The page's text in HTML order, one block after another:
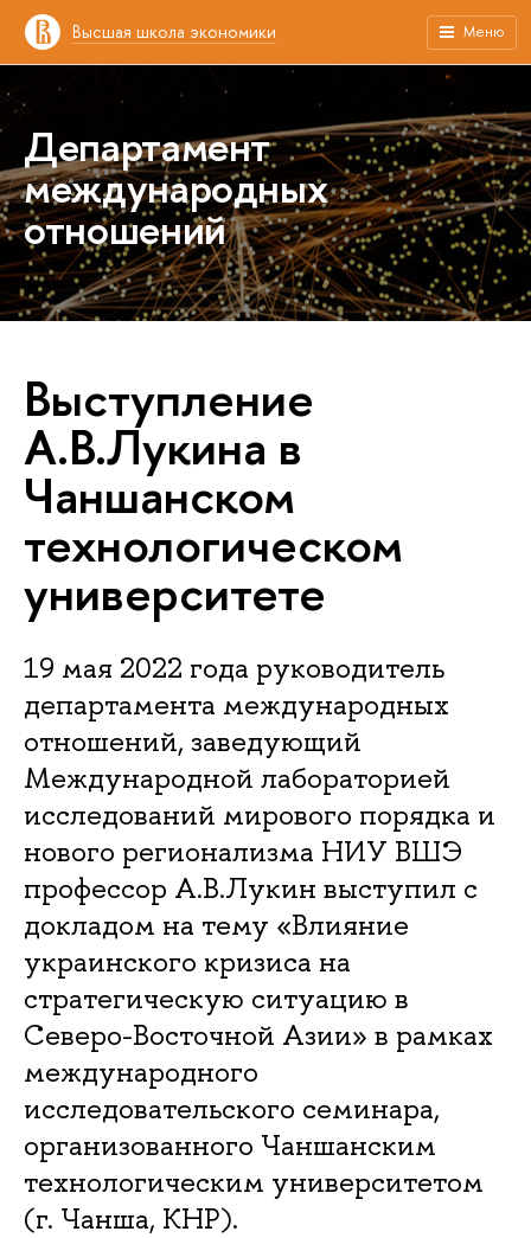
Высшая школа экономики Меню
Департамент
международных
отношений
Выступление
А.В.Лукина в
Чаншанском
технологическом
университете
19 мая 2022 года руководитель
департамента международных
отношений, заведующий
Международной лабораторией
исследований мирового порядка и
нового регионализма НИУ ВШЭ
профессор А.В.Лукин выступил с
докладом на тему «Влияние
украинского кризиса на
стратегическую ситуацию в
Северо-Восточной Азии» в рамках
международного
исследовательского семинара,
организованного Чаншанским
технологическим университетом
(г. Чанша, КНР).